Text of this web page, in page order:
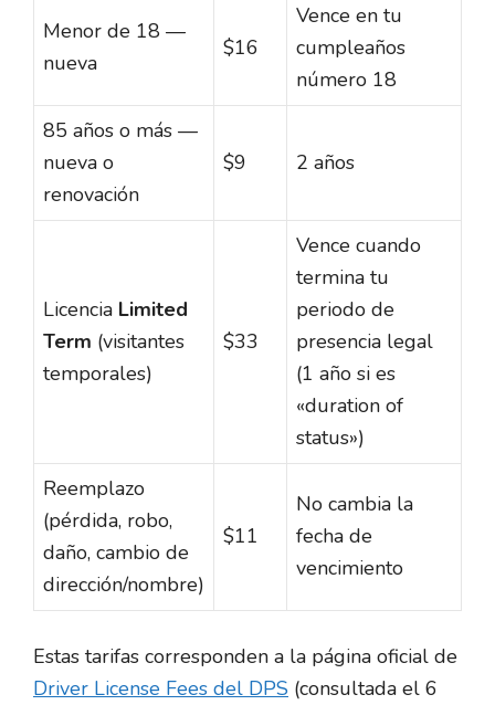
Menor de 18 —
nueva
$16
Vence en tu
cumpleaños
número 18
85 años o más —
nueva o
renovación
$9 2 años
Licencia Limited
Term (visitantes
temporales)
$33
Vence cuando
termina tu
periodo de
presencia legal
(1 año si es
«duration of
status»)
Reemplazo
(pérdida, robo,
daño, cambio de
dirección/nombre)
$11
No cambia la
fecha de
vencimiento
Estas tarifas corresponden a la página oficial de
Driver License Fees del DPS (consultada el 6